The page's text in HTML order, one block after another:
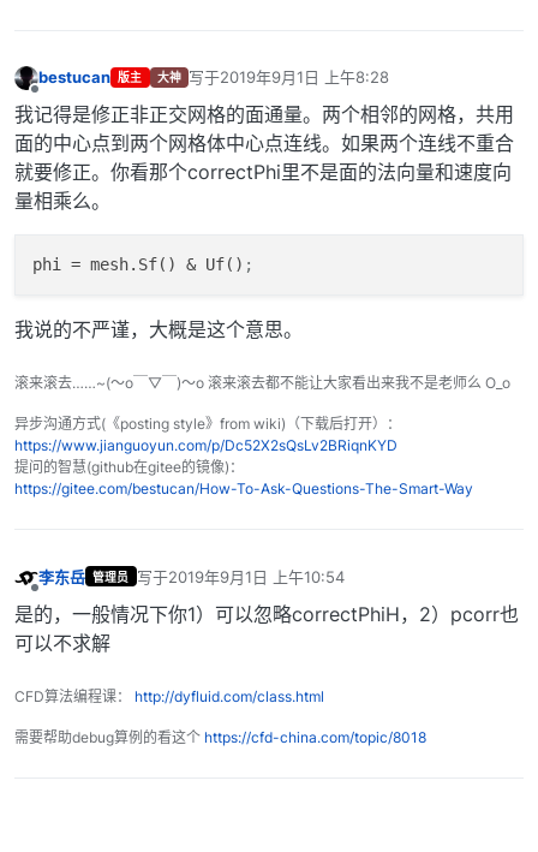
bestucan 版主 大神 写于2019年9月1日 上午8:28
最后由 编辑
我记得是修正非正交网格的面通量。两个相邻的网格，共用
面的中心点到两个网格体中心点连线。如果两个连线不重合
就要修正。你看那个correctPhi里不是面的法向量和速度向
量相乘么。
phi = mesh.Sf() & Uf() ;
我说的不严谨，大概是这个意思。
滚来滚去……~(～o￣▽￣)～o 滚来滚去都不能让大家看出来我不是老师么 O_o
异步沟通方式(《posting style》from wiki)（下载后打开）：
https://www.jianguoyun.com/p/Dc52X2sQsLv2BRiqnKYD
提问的智慧(github在gitee的镜像)：
https://gitee.com/bestucan/How-To-Ask-Questions-The-Smart-Way
李东岳 管理员 写于2019年9月1日 上午10:54
最后由 编辑
是的，一般情况下你1）可以忽略correctPhiH，2）pcorr也
可以不求解
CFD算法编程课： http://dyfluid.com/class.html
需要帮助debug算例的看这个 https://cfd-china.com/topic/8018